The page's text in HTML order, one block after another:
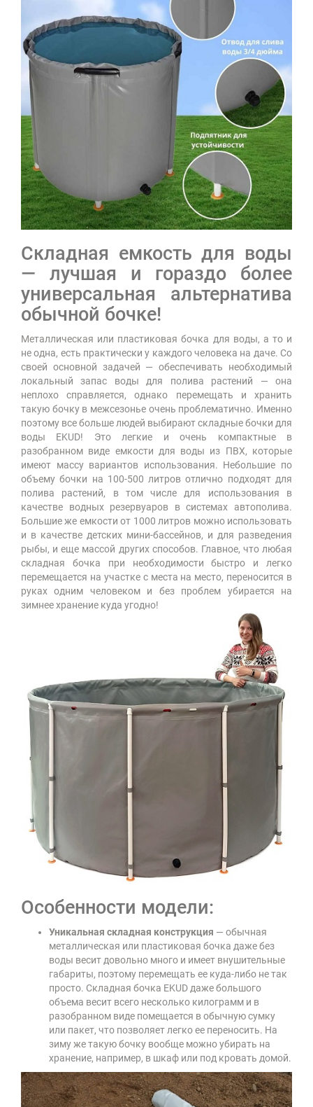
Складная емкость для воды
— лучшая и гораздо более
универсальная альтернатива
обычной бочке!
Металлическая или пластиковая бочка для воды, а то и
не одна, есть практически у каждого человека на даче. Со
своей основной задачей — обеспечивать необходимый
локальный запас воды для полива растений — она
неплохо справляется, однако перемещать и хранить
такую бочку в межсезонье очень проблематично. Именно
поэтому все больше людей выбирают складные бочки для
воды EKUD! Это легкие и очень компактные в
разобранном виде емкости для воды из ПВХ, которые
имеют массу вариантов использования. Небольшие по
объему бочки на 100-500 литров отлично подходят для
полива растений, в том числе для использования в
качестве водных резервуаров в системах автополива.
Большие же емкости от 1000 литров можно использовать
и в качестве детских мини-бассейнов, и для разведения
рыбы, и еще массой других способов. Главное, что любая
складная бочка при необходимости быстро и легко
перемещается на участке с места на место, переносится в
руках одним человеком и без проблем убирается на
зимнее хранение куда угодно!
Особенности модели:
Уникальная складная конструкция — обычная
металлическая или пластиковая бочка даже без
воды весит довольно много и имеет внушительные
габариты, поэтому перемещать ее куда-либо не так
просто. Складная бочка EKUD даже большого
объема весит всего несколько килограмм и в
разобранном виде помещается в обычную сумку
или пакет, что позволяет легко ее переносить. На
зиму же такую бочку вообще можно убирать на
хранение, например, в шкаф или под кровать домой.